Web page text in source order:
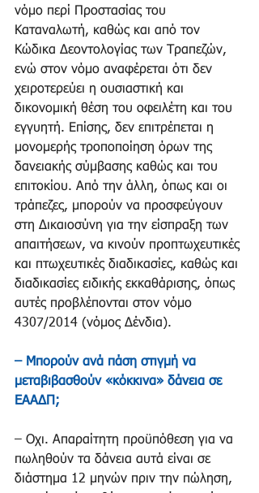
νόμο περί Προστασίας του
Καταναλωτή, καθώς και από τον
Κώδικα Δεοντολογίας των Τραπεζών,
ενώ στον νόμο αναφέρεται ότι δεν
χειροτερεύει η ουσιαστική και
δικονομική θέση του οφειλέτη και του
εγγυητή. Επίσης, δεν επιτρέπεται η
μονομερής τροποποίηση όρων της
δανειακής σύμβασης καθώς και του
επιτοκίου. Από την άλλη, όπως και οι
τράπεζες, μπορούν να προσφεύγουν
στη Δικαιοσύνη για την είσπραξη των
απαιτήσεων, να κινούν προπτωχευτικές
και πτωχευτικές διαδικασίες, καθώς και
διαδικασίες ειδικής εκκαθάρισης, όπως
αυτές προβλέπονται στον νόμο
4307/2014 (νόμος Δένδια).
– Μπορούν ανά πάση στιγμή να
μεταβιβασθούν «κόκκινα» δάνεια σε
ΕΑΑΔΠ;
– Οχι. Απαραίτητη προϋπόθεση για να
πωληθούν τα δάνεια αυτά είναι σε
διάστημα 12 μηνών πριν την πώληση,